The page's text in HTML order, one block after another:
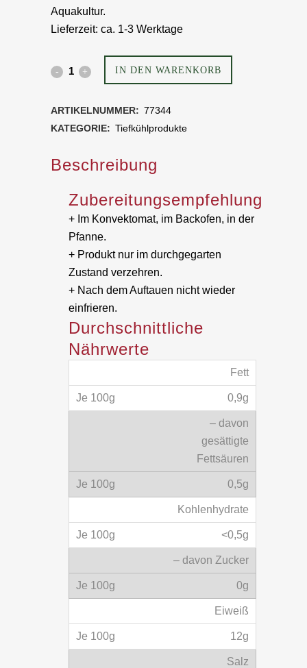
Aquakultur.
Lieferzeit: ca. 1-3 Werktage
Black
25
Stk./lb,
geschält
Anzahl
IN DEN WARENKORB
ARTIKELNUMMER: 77344
KATEGORIE: Tiefkühlprodukte
Beschreibung
Zubereitungsempfehlung
+ Im Konvektomat, im Backofen, in der
Pfanne.
+ Produkt nur im durchgegarten
Zustand verzehren.
+ Nach dem Auftauen nicht wieder
einfrieren.
Durchschnittliche
Nährwerte
Fett
0,9g
– davon
gesättigte
Fettsäuren
0,5g
Kohlenhydrate
<0,5g
– davon Zucker
0g
Eiweiß
12g
Salz